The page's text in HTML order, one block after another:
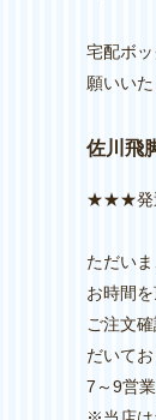
宅配ボ
願いいた
佐川飛
★★★発
ただい
お時間を
ご注文
だいてお
7～9営